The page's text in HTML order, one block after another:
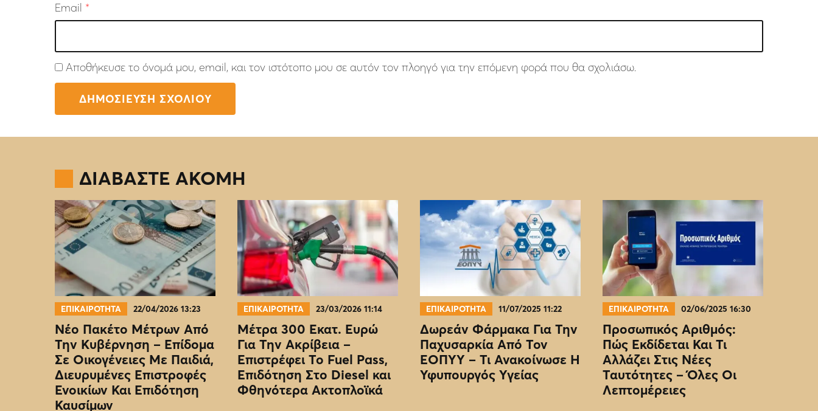
Email *
Αποθήκευσε το όνομά μου, email, και τον ιστότοπο μου σε αυτόν τον πλοηγό για την επόμενη φορά που θα σχολιάσω.
ΔΙΑΒΑΣΤΕ ΑΚΟΜΗ
ΕΠΙΚΑΙΡΟΤΗΤΑ 22/04/2026 13:23
Νέο Πακέτο Μέτρων Από
Την Κυβέρνηση – Επίδομα
Σε Οικογένειες Με Παιδιά,
Διευρυμένες Επιστροφές
Ενοικίων Και Επιδότηση
Καυσίμων
ΕΠΙΚΑΙΡΟΤΗΤΑ 23/03/2026 11:14
Μέτρα 300 Εκατ. Ευρώ
Για Την Ακρίβεια –
Επιστρέφει Το Fuel Pass,
Επιδότηση Στο Diesel και
Φθηνότερα Ακτοπλοϊκά
ΕΠΙΚΑΙΡΟΤΗΤΑ 11/07/2025 11:22
Δωρεάν Φάρμακα Για Την
Παχυσαρκία Από Τον
EOΠΥΥ – Τι Ανακοίνωσε Η
Υφυπουργός Υγείας
ΕΠΙΚΑΙΡΟΤΗΤΑ 02/06/2025 16:30
Προσωπικός Αριθμός:
Πώς Εκδίδεται Και Τι
Αλλάζει Στις Νέες
Ταυτότητες – Όλες Οι
Λεπτομέρειες